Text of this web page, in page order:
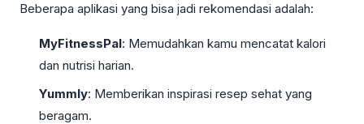
Beberapa aplikasi yang bisa jadi rekomendasi adalah:
MyFitnessPal: Memudahkan kamu mencatat kalori
dan nutrisi harian.
Yummly: Memberikan inspirasi resep sehat yang
beragam.